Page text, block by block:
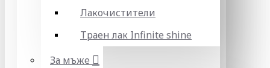
Лакочистители
Траен лак Infinite shine
За мъже